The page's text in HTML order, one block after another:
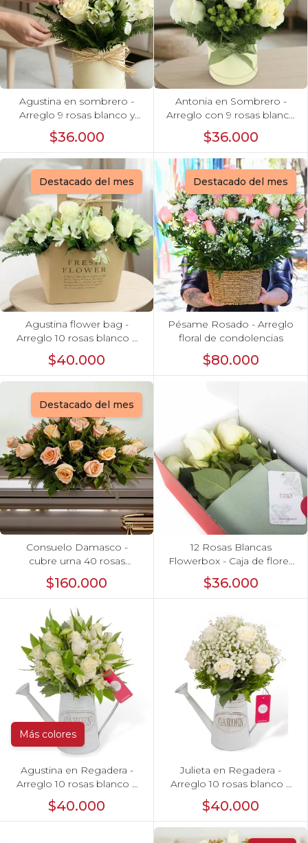
Agustina en sombrero -
Arreglo 9 rosas blanco y
astromelias
$36.000
Antonia en Sombrero -
Arreglo con 9 rosas blanco
e hypericum
$36.000
Destacado del mes
Agustina flower bag -
Arreglo 10 rosas blanco y
astromelias
$40.000
Destacado del mes
Pésame Rosado - Arreglo
floral de condolencias
$80.000
Destacado del mes
Consuelo Damasco -
cubre urna 40 rosas
ecuatorianas damasco
$160.000
12 Rosas Blancas
Flowerbox - Caja de flores
con 12 rosas ecuatorianas
blancas
$36.000
Más colores
Agustina en Regadera -
Arreglo 10 rosas blanco y
astromelias
$40.000
Julieta en Regadera -
Arreglo 10 rosas blanco y
$40.000